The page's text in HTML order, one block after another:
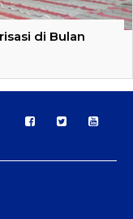
di Bulan